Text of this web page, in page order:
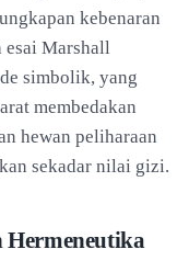
kebenaran
esai Marshall
simbolik, yang
membedakan
hewan peliharaan
sekadar nilai gizi.
Hermeneutika